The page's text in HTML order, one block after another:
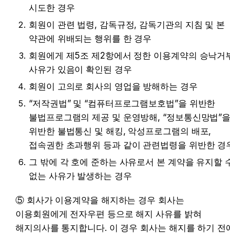
시도한 경우
회원이 관련 법령, 감독규정, 감독기관의 지침 및 본
약관에 위배되는 행위를 한 경우
회원에게 제5조 제2항에서 정한 이용계약의 승낙거
사유가 있음이 확인된 경우
회원이 고의로 회사의 영업을 방해하는 경우
“저작권법” 및 “컴퓨터프로그램보호법”을 위반한
불법프로그램의 제공 및 운영방해, “정보통신망법”
위반한 불법통신 및 해킹, 악성프로그램의 배포,
접속권한 초과행위 등과 같이 관련법령을 위반한 경
그 밖에 각 호에 준하는 사유로서 본 계약을 유지할
없는 사유가 발생하는 경우
⑤ 회사가 이용계약을 해지하는 경우 회사는
이용회원에게 전자우편 등으로 해지 사유를 밝혀
해지의사를 통지합니다. 이 경우 회사는 해지를 하기 전